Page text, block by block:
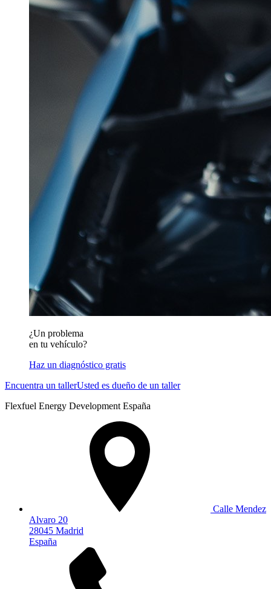
¿Un problema
en tu vehículo?
Haz un diagnóstico gratis
Encuentra un tallerUsted es dueño de un taller
Flexfuel Energy Development España
Calle Mendez
Alvaro 20
28045 Madrid
España